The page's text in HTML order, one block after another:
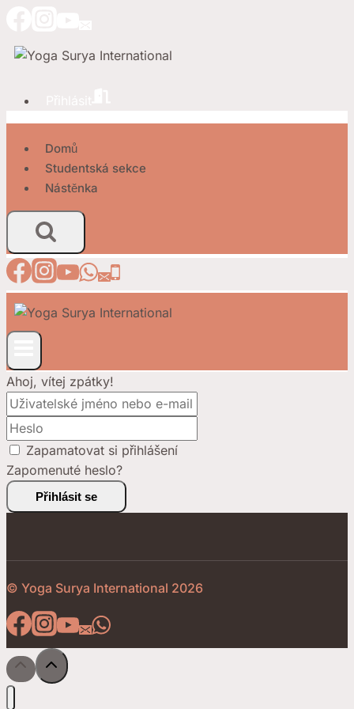
obsah
Domů
Studentská sekce
Nástěnka
Ahoj, vítej zpátky!
Zapamatovat si přihlášení
Zapomenuté heslo?
Přihlásit se
© Yoga Surya International 2026